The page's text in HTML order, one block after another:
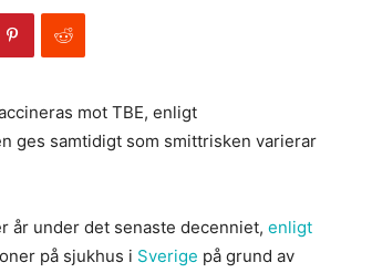
mot TBE, enligt
ges samtidigt som smittrisken varierar
år under det senaste decenniet, enligt
på sjukhus i Sverige på grund av